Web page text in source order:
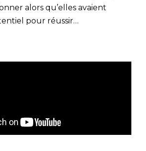
alors qu’elles avaient
pour réussir…